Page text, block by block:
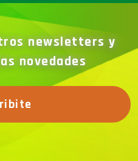
newsletters y
novedades